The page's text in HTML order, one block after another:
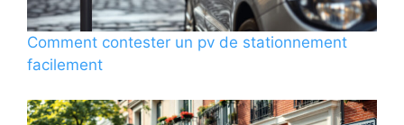
Comment contester un pv de stationnement
facilement